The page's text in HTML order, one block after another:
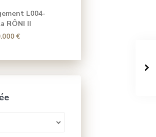
L004-
RÔNI II
€